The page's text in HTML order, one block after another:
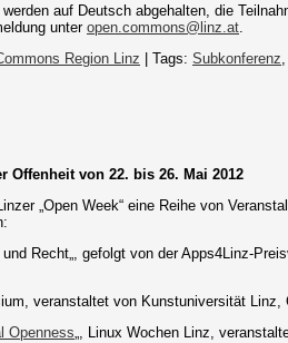
auf Deutsch abgehalten, die
unter open.commons@linz.at.
Region Linz | Tags: Subkonferenz,
Offenheit von 22. bis 26. Mai 2012
„Open Week“ eine Reihe von
und Recht„, gefolgt von der Apps4Linz-
veranstaltet von Kunstuniversität Linz,
Openness„, Linux Wochen Linz,